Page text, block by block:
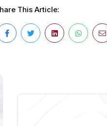
This Article: